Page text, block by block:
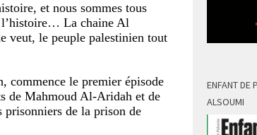
et nous sommes tous
l’histoire… La chaine Al
veut, le peuple palestinien tout
commence le premier épisode
de Mahmoud Al-Aridah et de
prisonniers de la prison de
ENFANT DE
ALSOUMI